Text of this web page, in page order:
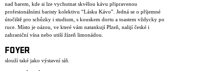
nad barem, kde si lze vychutnat skvělou kávu připravenou
profesionálními baristy kolektivu “Lásku Kávo”. Jedná se o příjemné
útočiště pro schůzky i studium, s kouskem dortu a toastem vždycky po
ruce. Místo je oázou, ve které vám natankují Plzeň, nalijí české i
zahraniční vína nebo utiší žízeň limonádou.
FOYER
slouží také jako výstavní síň.